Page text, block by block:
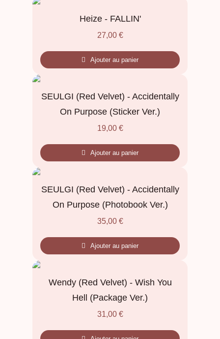
Heize - FALLIN'
27,00 €
Ajouter au panier
SEULGI (Red Velvet) - Accidentally
On Purpose (Sticker Ver.)
19,00 €
Ajouter au panier
SEULGI (Red Velvet) - Accidentally
On Purpose (Photobook Ver.)
35,00 €
Ajouter au panier
Wendy (Red Velvet) - Wish You
Hell (Package Ver.)
31,00 €